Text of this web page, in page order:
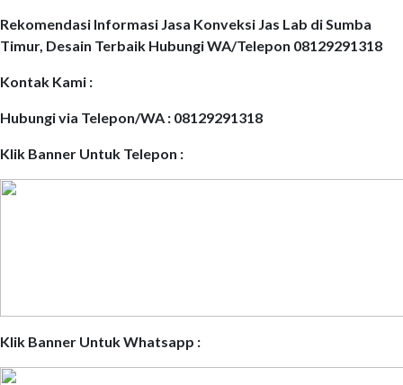
Rekomendasi Informasi Jasa Konveksi Jas Lab di Sumba
Timur, Desain Terbaik Hubungi WA/Telepon 08129291318
Kontak Kami :
Hubungi via Telepon/WA : 08129291318
Klik Banner Untuk Telepon :
Klik Banner Untuk Whatsapp :